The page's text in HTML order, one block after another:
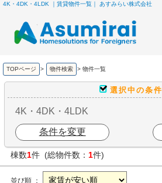
4K・4DK・4LDK ｜賃貸物件一覧｜ あすみらい株式会社
TOPページ > 物件検索 > 物件一覧
選択中の条件
4K・4DK・4LDK
条件を変更
棟数1件 (総物件数： 1件)
並び順 ：